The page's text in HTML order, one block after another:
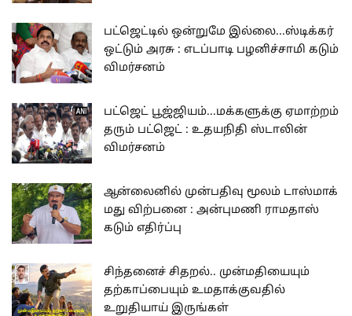
பட்ஜெட்டில் ஒன்றுமே இல்லை...ஸ்டிக்கர்
ஒட்டும் அரசு : எடப்பாடி பழனிச்சாமி கடும்
விமர்சனம்
பட்ஜெட் பூஜ்ஜியம்...மக்களுக்கு ஏமாற்றம்
தரும் பட்ஜெட் : உதயநிதி ஸ்டாலின்
விமர்சனம்
ஆன்லைனில் முன்பதிவு மூலம் டாஸ்மாக்
மது விற்பனை : அன்புமணி ராமதாஸ்
கடும் எதிர்ப்பு
சிந்தனைச் சிதறல்.. முன்மதியையும்
தற்காப்பையும் உமதாக்குவதில்
உறுதியாய் இருங்கள்